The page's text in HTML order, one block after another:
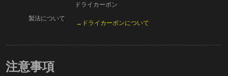
製法について
ドライカーボン
→ドライカーボンについて
注意事項